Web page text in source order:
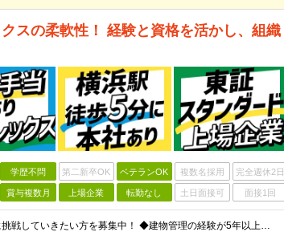
スの柔軟性！ 経験と資格を活かし、組織
学歴不問 第二新卒OK ベテランOK 複数名採用 完全週休2日
賞与複数月 上場企業 転勤なし 土日面接可 面接1回
★経験を活かして、マネジメントに挑戦していきたい方を募集中！ ◆建物管理の経験が5年以上ある方 ◆管理業務主任者の資格をお持ちの方 ◆学歴不問 ◆普通運転免許(AT限定可)